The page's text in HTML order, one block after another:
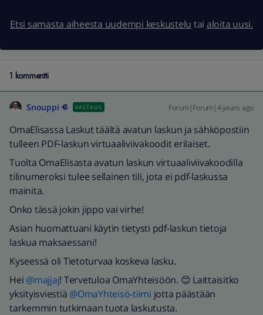
Etsi samasta aiheesta uudempi keskustelu tai aloita uusi.
1 kommentti
Snouppi VASTAUS Forum|Forum|4 years ago
OmaElisassa Laskut täältä avatun laskun ja sähköpostiin
tulleen PDF-laskun virtuaaliviivakoodit erilaiset.
Tuolta OmaElisasta avatun laskun virtuaaliviivakoodilla
tilinumeroksi tulee sellainen tili, jota ei pdf-laskussa
mainita.
Onko tässä jokin jippo vai virhe!
Asian huomattuani käytin tietysti pdf-laskun tietoja
laskua maksaessani!
Kyseessä oli Tietoturvaa koskeva lasku.
Hei @majjaj! Tervetuloa OmaYhteisöön. 😊 Laittaisitko
yksityisviestiä @OmaYhteisö-tiimi jotta päästään
tarkemmin tutkimaan tuota laskutusta.